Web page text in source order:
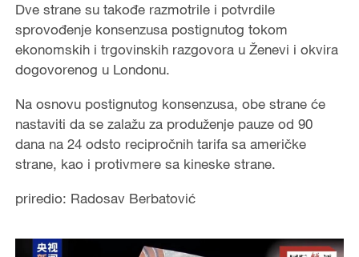
Dve strane su takođe razmotrile i potvrdile
sprovođenje konsenzusa postignutog tokom
ekonomskih i trgovinskih razgovora u Ženevi i okvira
dogovorenog u Londonu.
Na osnovu postignutog konsenzusa, obe strane će
nastaviti da se zalažu za produženje pauze od 90
dana na 24 odsto recipročnih tarifa sa američke
strane, kao i protivmere sa kineske strane.
priredio: Radosav Berbatović